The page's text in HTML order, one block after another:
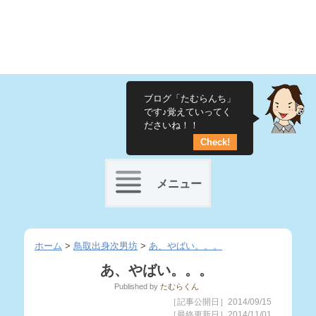
ブログ「たむらんち」
です♪覚えていってく
ださいね！！
Check!
メニュー
Skip
to
ホーム > 鳥取出身次男坊 > あ、やばい。。。
あ、やばい。。。
Published by たむらくん
［記事公開日］2014/09/15